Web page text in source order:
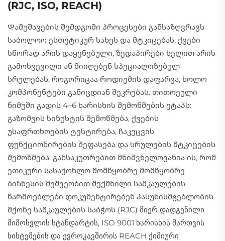
(RJC, ISO, REACH)
Დამუშავების შემდგომი პროცესები განსაზღვრავს
საბოლოო ესთეტიკურ სახეს და მტკიცებას. ქვები
სწორად არის დაყენებული, ზედაპირები ხელით არის
გამოხვევილი ან მიიღებენ სპეციალიზებულ
სრულებას, როგორიცაა როდიუმის დაფარვა, ხოლო
კომპონენტები განიცდიან შეკრებას. თითოეული
ნიმუში გადის 4–6 ხარისხის შემოწმების ეტაპს:
გაზომვის სიზუსტის შემოწმება, ქვების
უსაფრთხოების ტესტირება, ჩაკეცვის
ფუნქციონირების შეფასება და სრულების მტკიცების
შემოწმება. განსაკუთრებით მნიშვნელოვანია ის, რომ
ეთიკური სასაქონლო მომწყობრე მომწყობრე
ბიზნესის მეშვეობით შექმნილი სამკაულების
წარმოებლები დოკუმენტირებენ პასუხისმგებლობის
მქონე სამკაულების საბჭოს (RJC) მიერ დადგენილი
მიმოსვლის სტანდარტის, ISO 9001 ხარისხის მართვის
სისტემების და ევროკავშირის REACH ქიმიური